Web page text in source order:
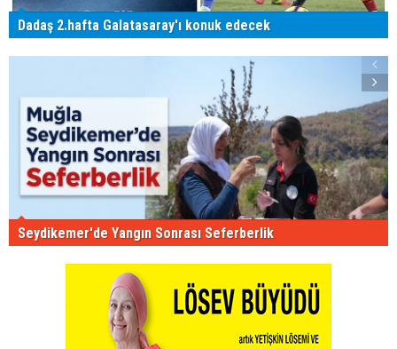
Dadaş 2.hafta Galatasaray'ı konuk edecek
Seydikemer'de Yangın Sonrası Seferberlik